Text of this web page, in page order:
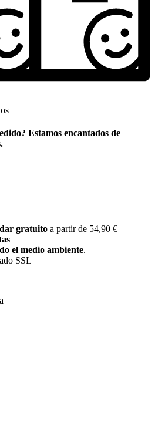
Estamos encantados de
gratuito a partir de 54,90 €
el medio ambiente.
SSL